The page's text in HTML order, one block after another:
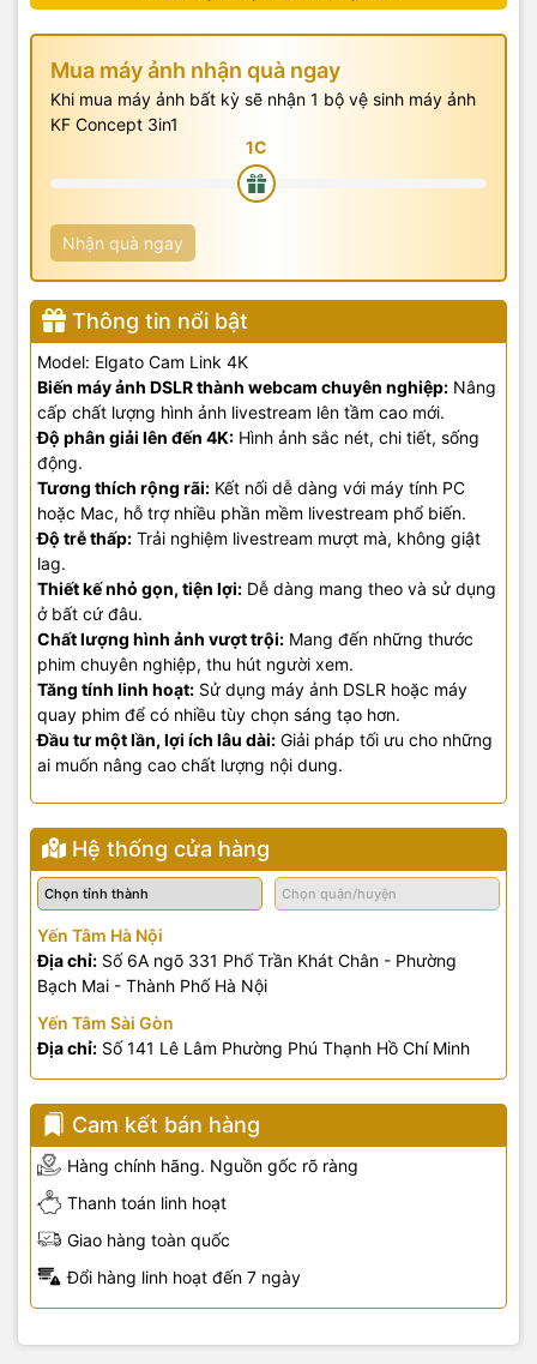
Mua máy ảnh nhận quà ngay
Khi mua máy ảnh bất kỳ sẽ nhận 1 bộ vệ sinh máy ảnh
KF Concept 3in1
Nhận quà ngay
Thông tin nổi bật
Model: Elgato Cam Link 4K
Biến máy ảnh DSLR thành webcam chuyên nghiệp: Nâng
cấp chất lượng hình ảnh livestream lên tầm cao mới.
Độ phân giải lên đến 4K: Hình ảnh sắc nét, chi tiết, sống
động.
Tương thích rộng rãi: Kết nối dễ dàng với máy tính PC
hoặc Mac, hỗ trợ nhiều phần mềm livestream phổ biến.
Độ trễ thấp: Trải nghiệm livestream mượt mà, không giật
lag.
Thiết kế nhỏ gọn, tiện lợi: Dễ dàng mang theo và sử dụng
ở bất cứ đâu.
Chất lượng hình ảnh vượt trội: Mang đến những thước
phim chuyên nghiệp, thu hút người xem.
Tăng tính linh hoạt: Sử dụng máy ảnh DSLR hoặc máy
quay phim để có nhiều tùy chọn sáng tạo hơn.
Đầu tư một lần, lợi ích lâu dài: Giải pháp tối ưu cho những
ai muốn nâng cao chất lượng nội dung.
Hệ thống cửa hàng
Yến Tâm Hà Nội
Địa chỉ: Số 6A ngõ 331 Phố Trần Khát Chân - Phường
Bạch Mai - Thành Phố Hà Nội
Yến Tâm Sài Gòn
Địa chỉ: Số 141 Lê Lâm Phường Phú Thạnh Hồ Chí Minh
Cam kết bán hàng
Hàng chính hãng. Nguồn gốc rõ ràng
Thanh toán linh hoạt
Giao hàng toàn quốc
Đổi hàng linh hoạt đến 7 ngày